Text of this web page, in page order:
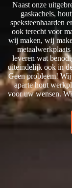
Naast onze
gaskachels,
speksteenhaarden
ook terecht voor
wij maken, wij
leveren wat
uiteindelijk ook in
Geen probleem! Wij
aparte hout
voor uw wensen.